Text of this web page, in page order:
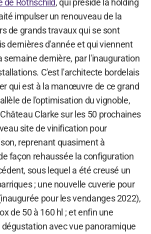
de Rothschild, qui préside la holding
impulser un renouveau de la
de grands travaux qui se sont
dernières d'année et qui viennent
semaine dernière, par l'inauguration
C'est l'architecte bordelais
qui est à la manœuvre de ce grand
de l'optimisation du vignoble,
Clarke sur les 50 prochaines
site de vinification pour
reprenant quasiment à
façon rehaussée la configuration
sous lequel a été creusé un
; une nouvelle cuverie pour
pour les vendanges 2022),
de 50 à 160 hl ; et enfin une
avec vue panoramique